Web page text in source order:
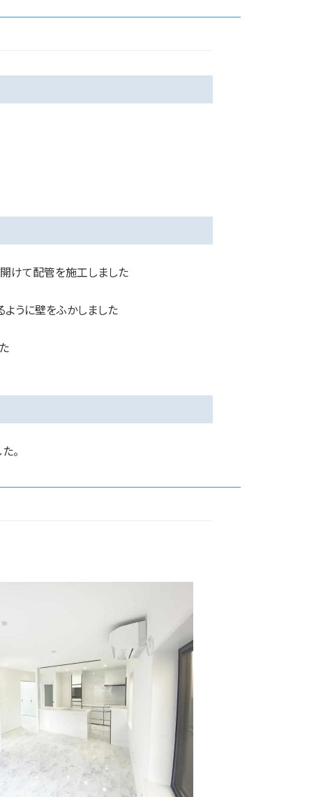
けて配管を施工しました
うに壁をふかしました
。